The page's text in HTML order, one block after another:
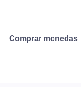
Comprar monedas